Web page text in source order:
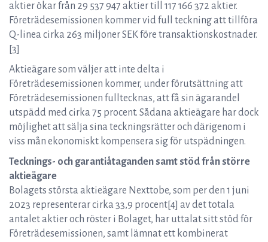
aktier ökar från 29 537 947 aktier till 117 166 372 aktier.
Företrädesemissionen kommer vid full teckning att tillföra
Q-linea cirka 263 miljoner SEK före transaktionskostnader.
[3]
Aktieägare som väljer att inte delta i
Företrädesemissionen kommer, under förutsättning att
Företrädesemissionen fulltecknas, att få sin ägarandel
utspädd med cirka 75 procent. Sådana aktieägare har dock
möjlighet att sälja sina teckningsrätter och därigenom i
viss mån ekonomiskt kompensera sig för utspädningen.
Tecknings- och garantiåtaganden samt stöd från större
aktieägare
Bolagets största aktieägare Nexttobe, som per den 1 juni
2023 representerar cirka 33,9 procent[4] av det totala
antalet aktier och röster i Bolaget, har uttalat sitt stöd för
Företrädesemissionen, samt lämnat ett kombinerat